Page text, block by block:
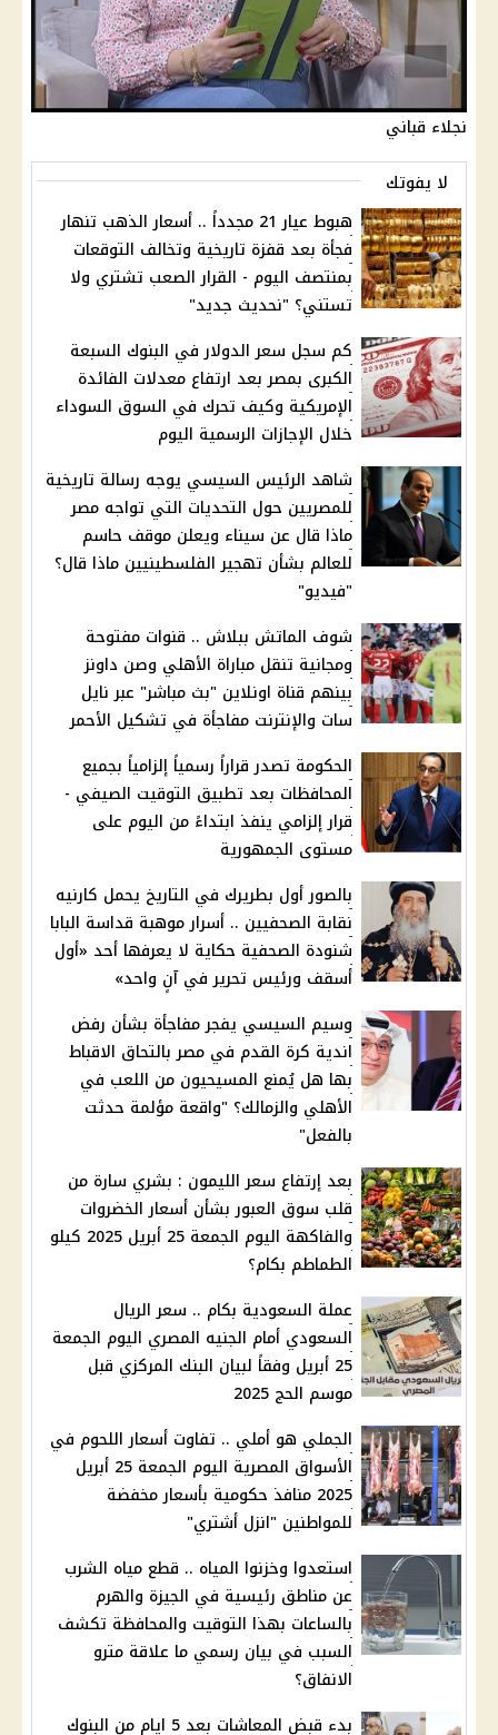
نجلاء قباني
لا يفوتك
هبوط عيار 21 مجدداً .. أسعار الذهب تنهار
فجأة بعد قفزة تاريخية وتخالف التوقعات
بمنتصف اليوم - القرار الصعب تشتري ولا
تستني؟ "نحديث جديد"
كم سجل سعر الدولار في البنوك السبعة
الكبرى بمصر بعد ارتفاع معدلات الفائدة
الإمريكية وكيف تحرك في السوق السوداء
خلال الإجازات الرسمية اليوم
شاهد الرئيس السيسي يوجه رسالة تاريخية
للمصريين حول التحديات التي تواجه مصر
ماذا قال عن سيناء ويعلن موقف حاسم
للعالم بشأن تهجير الفلسطينيين ماذا قال؟
"فيديو"
شوف الماتش ببلاش .. قنوات مفتوحة
ومجانية تنقل مباراة الأهلي وصن داونز
بينهم قناة اونلاين "بث مباشر" عبر نايل
سات والإنترنت مفاجأة في تشكيل الأحمر
الحكومة تصدر قراراً رسمياً إلزامياً بجميع
المحافظات بعد تطبيق التوقيت الصيفي -
قرار إلزامي ينفذ ابتداءً من اليوم على
مستوى الجمهورية
بالصور أول بطريرك في التاريخ يحمل كارنيه
نقابة الصحفيين .. أسرار موهبة قداسة البابا
شنودة الصحفية حكاية لا يعرفها أحد «أول
أسقف ورئيس تحرير في آنٍ واحد»
وسيم السيسي يفجر مفاجأة بشأن رفض
اندية كرة القدم في مصر بالتحاق الاقباط
بها هل يُمنع المسيحيون من اللعب في
الأهلي والزمالك؟ "واقعة مؤلمة حدثت
بالفعل"
بعد إرتفاع سعر الليمون : بشري سارة من
قلب سوق العبور بشأن أسعار الخضروات
والفاكهة اليوم الجمعة 25 أبريل 2025 كيلو
الطماطم بكام؟
عملة السعودية بكام .. سعر الريال
السعودي أمام الجنيه المصري اليوم الجمعة
25 أبريل وفقاً لبيان البنك المركزي قبل
موسم الحج 2025
الجملي هو أملي .. تفاوت أسعار اللحوم في
الأسواق المصرية اليوم الجمعة 25 أبريل
2025 منافذ حكومية بأسعار مخفضة
للمواطنين "انزل أشتري"
استعدوا وخزنوا المياه .. قطع مياه الشرب
عن مناطق رئيسية في الجيزة والهرم
بالساعات بهذا التوقيت والمحافظة تكشف
السبب في بيان رسمي ما علاقة مترو
الانفاق؟
بدء قبض المعاشات بعد 5 ايام من البنوك